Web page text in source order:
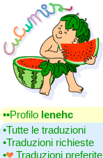
▪▪‎Profilo lenehc
•‎Tutte le traduzioni
•‎Traduzioni richieste
•‎
Traduzioni preferite